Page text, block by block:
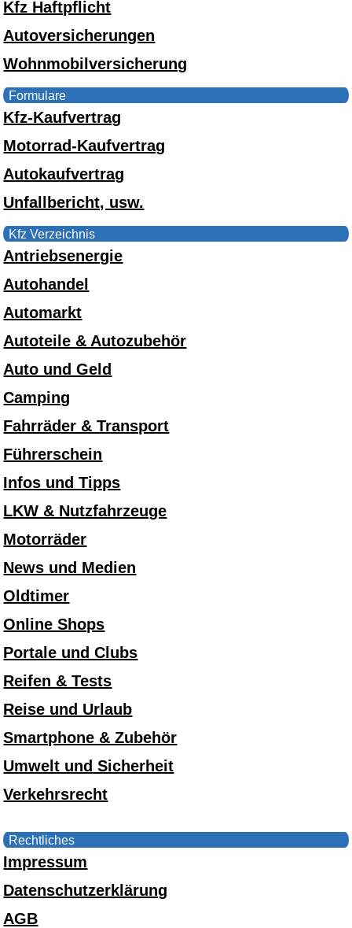
Kfz Haftpflicht
Autoversicherungen
Wohnmobilversicherung
Formulare
Kfz-Kaufvertrag
Motorrad-Kaufvertrag
Autokaufvertrag
Unfallbericht, usw.
Kfz Verzeichnis
Antriebsenergie
Autohandel
Automarkt
Autoteile & Autozubehör
Auto und Geld
Camping
Fahrräder & Transport
Führerschein
Infos und Tipps
LKW & Nutzfahrzeuge
Motorräder
News und Medien
Oldtimer
Online Shops
Portale und Clubs
Reifen & Tests
Reise und Urlaub
Smartphone & Zubehör
Umwelt und Sicherheit
Verkehrsrecht
Rechtliches
Impressum
Datenschutzerklärung
AGB